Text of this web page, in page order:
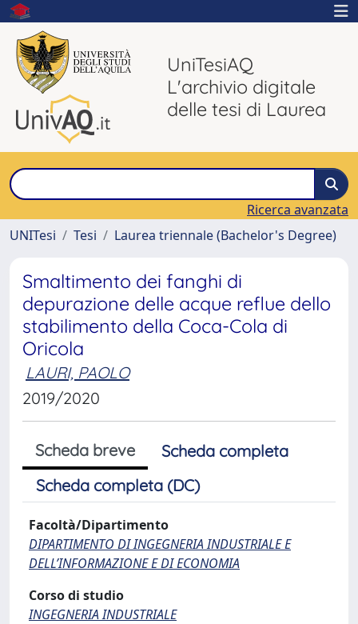
UniTesiAQ
L'archivio digitale
delle tesi di Laurea
Ricerca avanzata
UNITesi
Tesi Laurea triennale (Bachelor's Degree)
Smaltimento dei fanghi di
depurazione delle acque reflue dello
stabilimento della Coca-Cola di
Oricola
LAURI, PAOLO
2019/2020
Scheda breve
Scheda completa
Scheda completa (DC)
Facoltà/Dipartimento
DIPARTIMENTO DI INGEGNERIA INDUSTRIALE E
DELL’INFORMAZIONE E DI ECONOMIA
Corso di studio
INGEGNERIA INDUSTRIALE